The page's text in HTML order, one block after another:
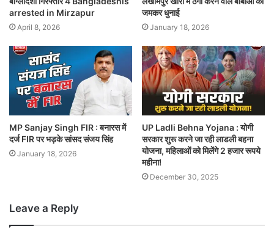
arrested in Mirzapur
April 8, 2026
जमकर धुनाई
January 18, 2026
MP Sanjay Singh FIR : बनारस में
दर्ज FIR पर भड़के सांसद संजय सिंह
January 18, 2026
UP Ladli Behna Yojana : योगी
सरकार शुरू करने जा रही लाडली बहना
योजना, महिलाओं को मिलेंगे 2 हजार रूपये
महीना!
December 30, 2025
Leave a Reply